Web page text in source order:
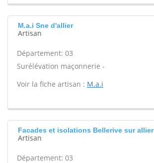
M.a.i Sne d'allier
Artisan
Département: 03
Surélévation maçonnerie -
Voir la fiche artisan : M.a.i
Facades et isolations Bellerive sur allier
Artisan
Département: 03